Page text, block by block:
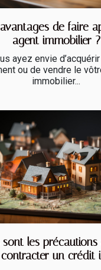
de faire
agent immobilier ?
ayez envie
ou de vendre le
immobilier...
sont les
un crédit